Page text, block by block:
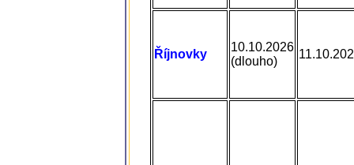
Říjnovky
10.10.2026
(dlouho)